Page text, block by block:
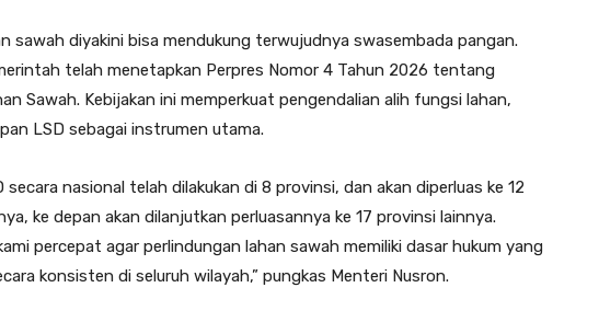
sawah diyakini bisa mendukung terwujudnya swasembada pangan.
telah menetapkan Perpres Nomor 4 Tahun 2026 tentang
Sawah. Kebijakan ini memperkuat pengendalian alih fungsi lahan,
LSD sebagai instrumen utama.
nasional telah dilakukan di 8 provinsi, dan akan diperluas ke 12
ke depan akan dilanjutkan perluasannya ke 17 provinsi lainnya.
percepat agar perlindungan lahan sawah memiliki dasar hukum yang
konsisten di seluruh wilayah,” pungkas Menteri Nusron.